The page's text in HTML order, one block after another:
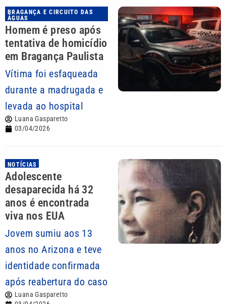
BRAGANÇA E CIRCUITO DAS
ÁGUAS
Homem é preso após
tentativa de homicídio
em Bragança Paulista
Vítima foi esfaqueada
durante a madrugada e
levada ao hospital
Luana Gasparetto
03/04/2026
NOTÍCIAS
Adolescente
desaparecida há 32
anos é encontrada
viva nos EUA
Jovem sumiu aos 13
anos no Arizona e teve
identidade confirmada
após reabertura do caso
Luana Gasparetto